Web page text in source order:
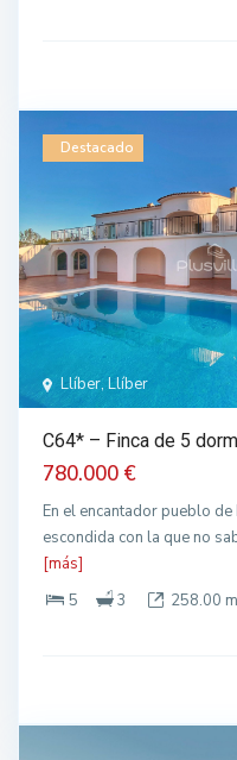
Llíber, Llíber
Destacado
C64* – Finca de 5
780.000 €
En el encantador pueblo
escondida con la que no
[más]
5
3 258.00 m